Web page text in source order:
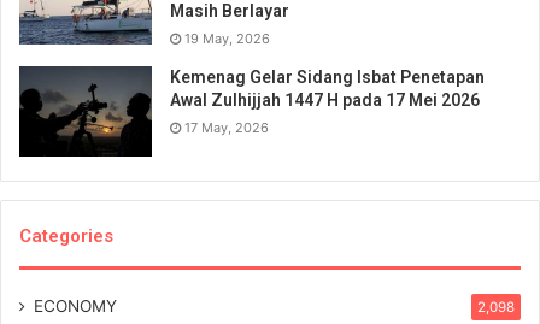
Masih Berlayar
19 May, 2026
Kemenag Gelar Sidang Isbat Penetapan
Awal Zulhijjah 1447 H pada 17 Mei 2026
17 May, 2026
Categories
ECONOMY 2,098